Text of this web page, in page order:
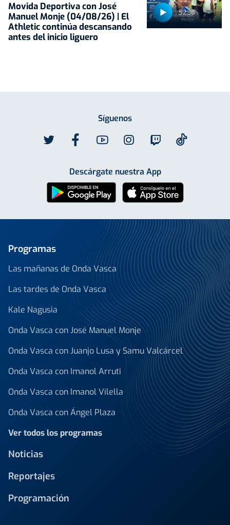
52:38
Movida Deportiva con José
Manuel Monje (04/08/26) | El
Athletic continúa descansando
antes del inicio liguero
Síguenos
Descárgate nuestra App
Programas
Las mañanas de Onda Vasca
Las tardes de Onda Vasca
Kale Nagusia
Onda Vasca con José Manuel Monje
Onda Vasca con Juanjo Lusa y Samu Valcárcel
Onda Vasca con Imanol Arruti
Onda Vasca con Imanol Vilella
Onda Vasca con Ángel Plaza
Ver todos los programas
Noticias
Reportajes
Programación